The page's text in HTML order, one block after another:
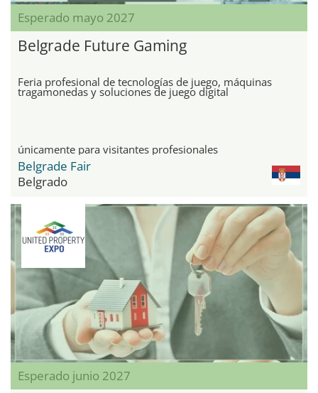
Esperado mayo 2027
Belgrade Future Gaming
Feria profesional de tecnologías de juego, máquinas
tragamonedas y soluciones de juego digital
únicamente para visitantes profesionales
Belgrade Fair
Belgrado
Esperado junio 2027